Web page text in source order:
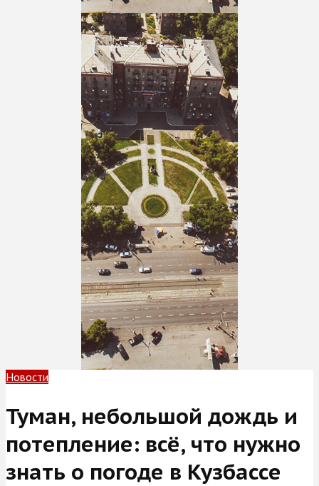
Новости
Туман, небольшой дождь и
потепление: всё, что нужно
знать о погоде в Кузбассе